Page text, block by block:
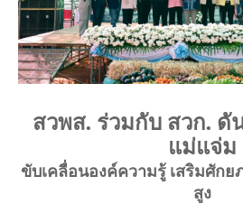
สวพส. ร่วมกับ สวก. ดั
แม่แจ่ม
ขับเคลื่อนองค์ความรู้ เสริมศัก
สูง